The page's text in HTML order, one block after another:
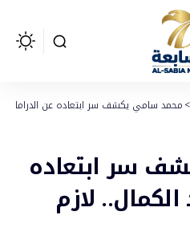
>محمد سامي يكشف سر ابتعاده عن الدراما:
سر ابتعاده
لازم